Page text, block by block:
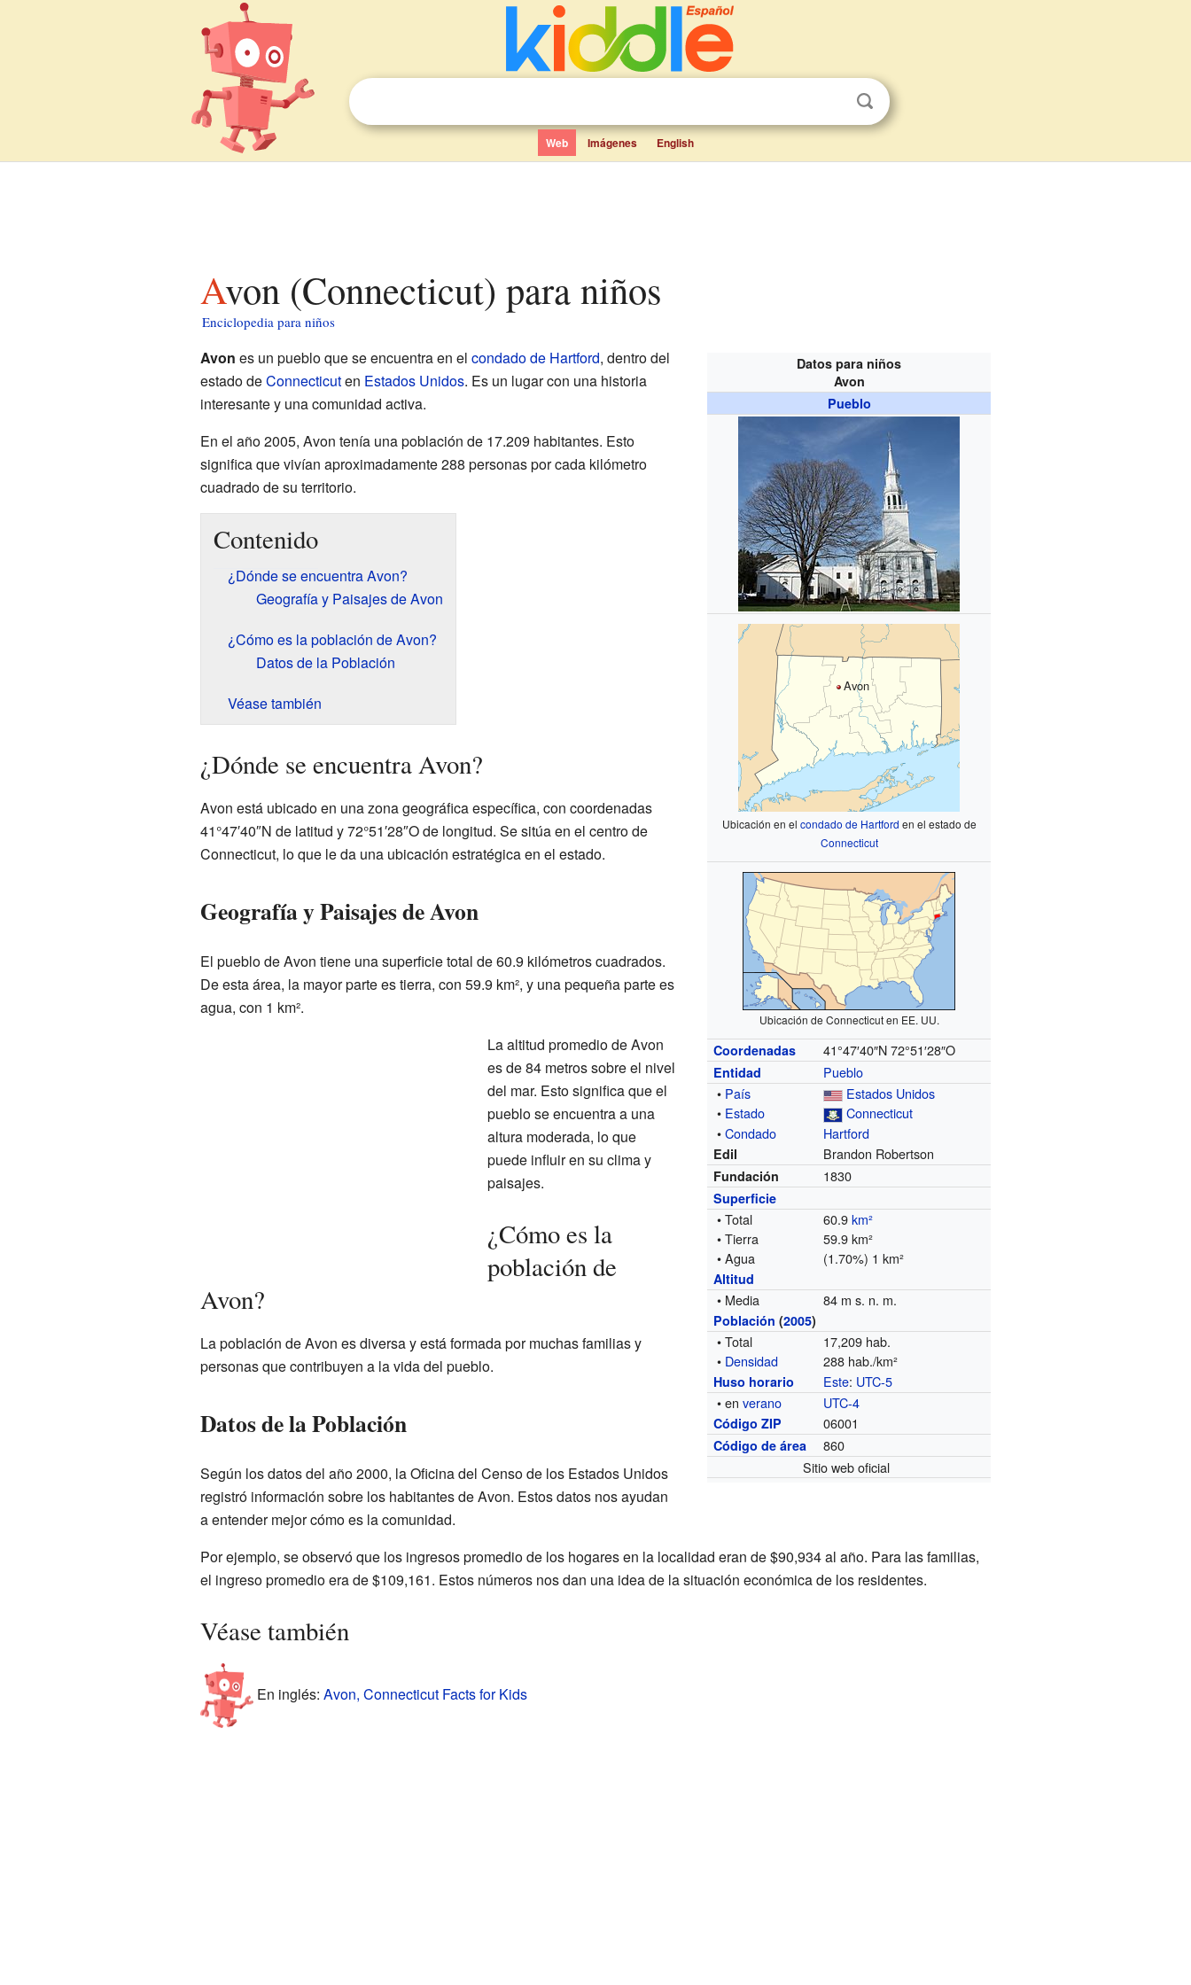
Web Imágenes English
Avon (Connecticut) para niños
Enciclopedia para niños
Datos para niños
Avon
Pueblo
Avon
Ubicación en el condado de Hartford en el estado de
Connecticut
Ubicación de Connecticut en EE. UU.
Coordenadas 41°47′40″N 72°51′28″O
Entidad
Pueblo
• País
Estados Unidos
• Estado
Connecticut
•Condado Hartford
Edil Brandon Robertson
Fundación 1830
Superficie
• Total 60.9km²
• Tierra
59.9 km²
• Agua
(1.70%) 1 km²
Altitud
• Media 84 m s. n. m.
Población (2005)
• Total
17,209 hab.
• Densidad 288 hab./km²
Huso horario Este: UTC-5
• enverano UTC-4
Código ZIP 06001
Código de área
860
Sitio web oficial
Avon es un pueblo que se encuentra en el condado de Hartford, dentro del
estado deConnecticuten Estados Unidos. Es un lugar con una historia
interesante y una comunidad activa.
En el año 2005, Avon tenía una población de 17.209 habitantes. Esto
significa que vivían aproximadamente 288 personas por cada kilómetro
cuadrado de su territorio.
Contenido
¿Dónde se encuentra Avon?
Geografía y Paisajes de Avon
¿Cómo es la población de Avon?
Datos de la Población
Véase también
¿Dónde se encuentra Avon?
Avon está ubicado en una zona geográfica específica, con coordenadas
41°47′40″N de latitud y 72°51′28″O de longitud. Se sitúa en el centro de
Connecticut, lo que le da una ubicación estratégica en el estado.
Geografía y Paisajes de Avon
El pueblo de Avon tiene una superficie total de 60.9 kilómetros cuadrados.
De esta área, la mayor parte es tierra, con 59.9 km², y una pequeña parte es
agua, con 1 km².
La altitud promedio de Avon
es de 84 metros sobre el nivel
del mar. Esto significa que el
pueblo se encuentra a una
altura moderada, lo que
puede influir en su clima y
paisajes.
¿Cómo es la
población de
Avon?
La población de Avon es diversa y está formada por muchas familias y
personas que contribuyen a la vida del pueblo.
Datos de la Población
Según los datos del año 2000, la Oficina del Censo de los Estados Unidos
registró información sobre los habitantes de Avon. Estos datos nos ayudan
a entender mejor cómo es la comunidad.
Por ejemplo, se observó que los ingresos promedio de los hogares en la localidad eran de $90,934 al año. Para las familias,
el ingreso promedio era de $109,161. Estos números nos dan una idea de la situación económica de los residentes.
Véase también
En inglés: Avon, Connecticut Facts for Kids